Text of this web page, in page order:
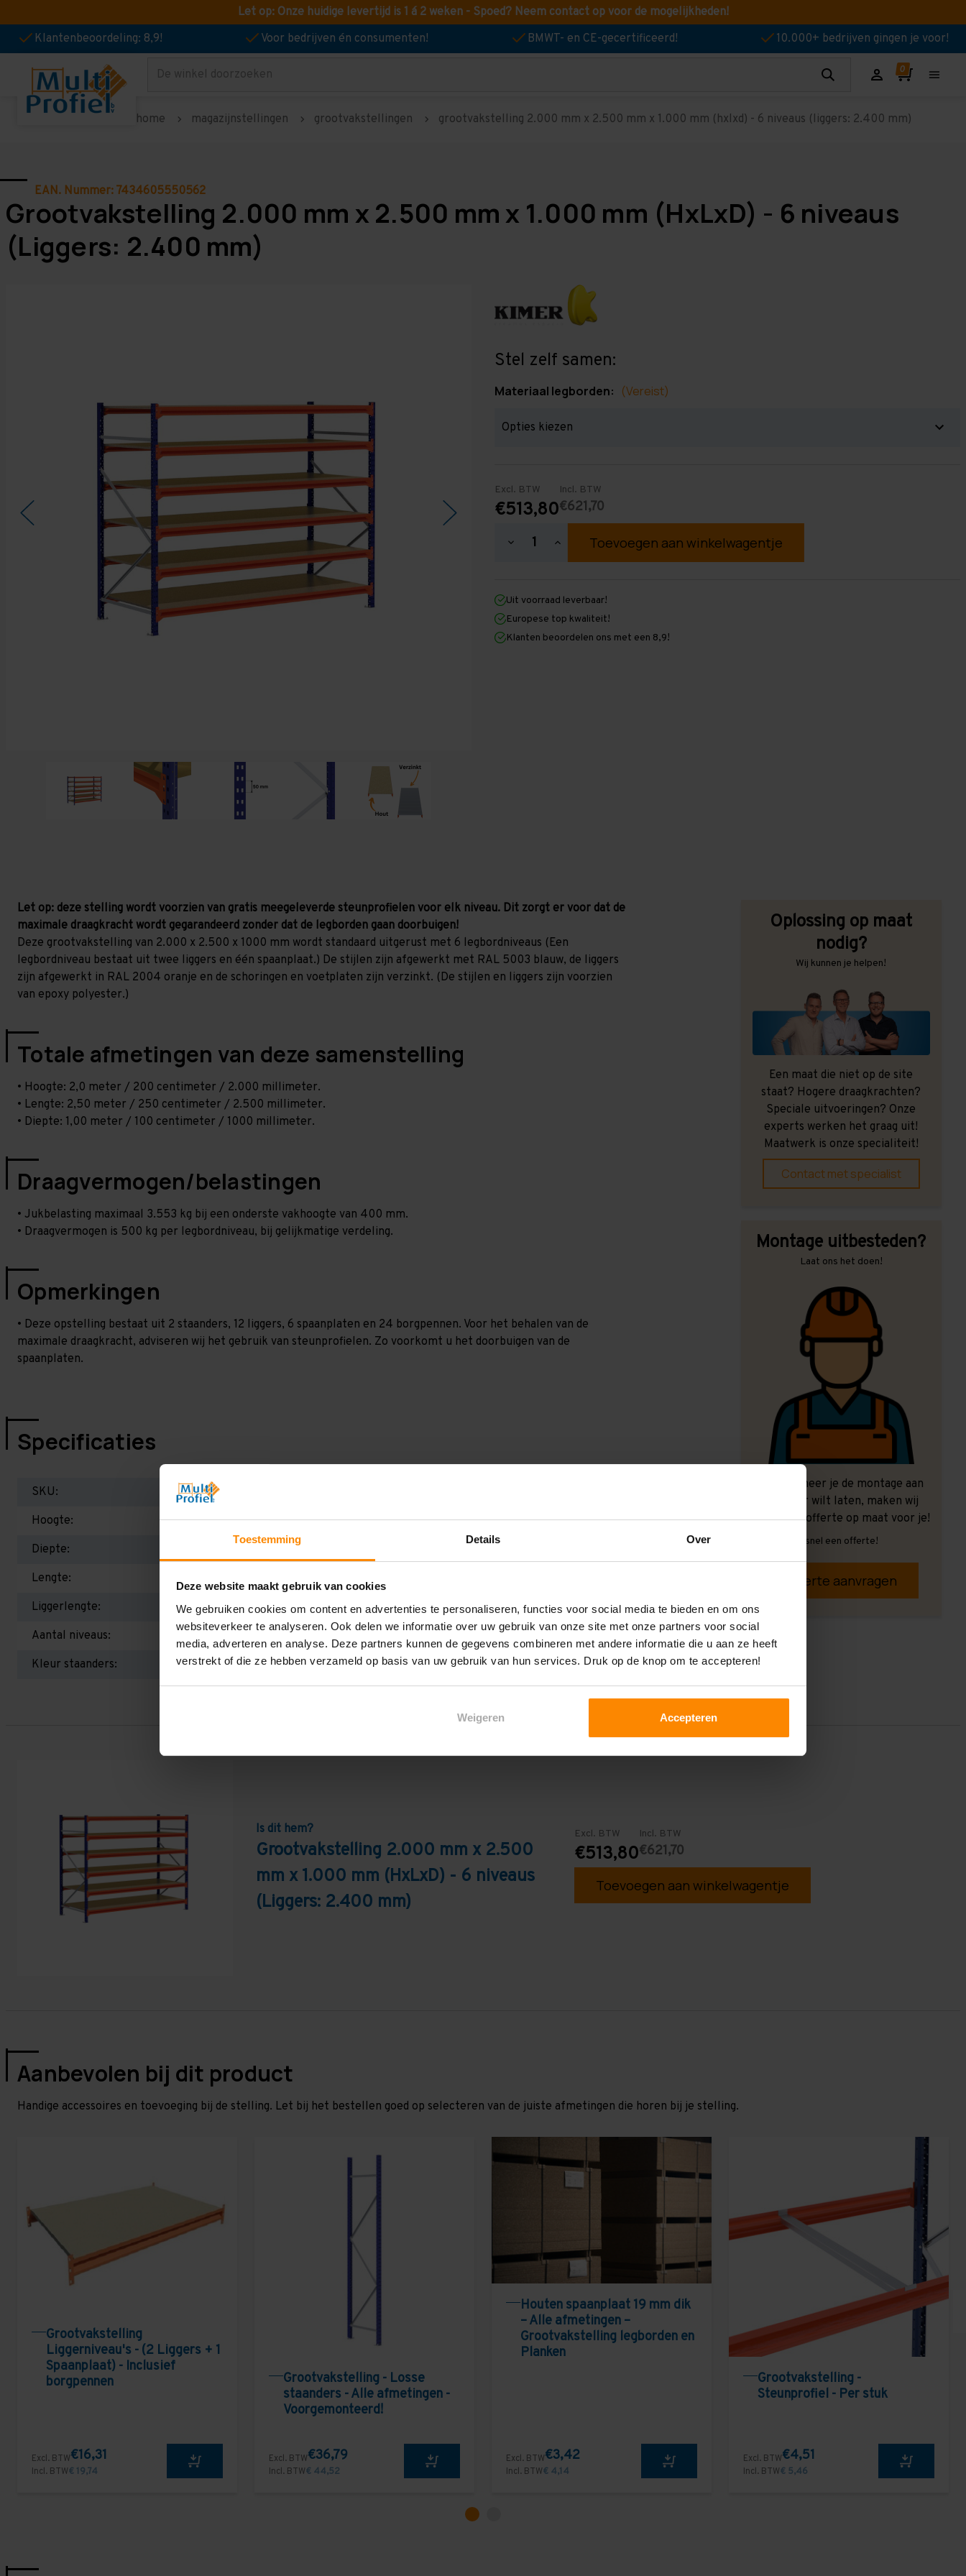
Toestemming Details Over
Deze website maakt gebruik van cookies
We gebruiken cookies om content en advertenties te personaliseren, functies voor social media te bieden en om ons
websiteverkeer te analyseren. Ook delen we informatie over uw gebruik van onze site met onze partners voor social
media, adverteren en analyse. Deze partners kunnen de gegevens combineren met andere informatie die u aan ze heeft
verstrekt of die ze hebben verzameld op basis van uw gebruik van hun services. Druk op de knop om te accepteren!
Weigeren Accepteren
Let op: Onze huidige levertijd is 1 á 2 weken - Spoed? Neem contact op voor de mogelijkheden!
Klantenbeoordeling: 8,9!
Voor bedrijven én consumenten! BMWT- en CE-gecertificeerd! 10.000+ bedrijven gingen je voor!
Zoeken
home magazijnstellingen grootvakstellingen grootvakstelling 2.000 mm x 2.500 mm x 1.000 mm (hxlxd) - 6 niveaus (liggers: 2.400 mm)
EAN. Nummer: 7434605550562
Grootvakstelling 2.000 mm x 2.500 mm x 1.000 mm (HxLxD) - 6 niveaus
(Liggers: 2.400 mm)
Stel zelf samen:
Materiaal legborden: (Vereist)
Excl. BTW
€513,80
Incl. BTW
€621,70
Hoeveelheid
2.000
mm
x
2.500
mm
Hoeveelheid
verhogen
2.000
mm
x
2.500
mm
Uit voorraad leverbaar!
Europese top kwaliteit!
Klanten beoordelen ons met een 8,9!
Let op: deze stelling wordt voorzien van gratis meegeleverde steunprofielen voor elk niveau. Dit zorgt er voor dat de
maximale draagkracht wordt gegarandeerd zonder dat de legborden gaan doorbuigen!
Deze grootvakstelling van 2.000 x 2.500 x 1000 mm wordt standaard uitgerust met 6 legbordniveaus (Een
legbordniveau bestaat uit twee liggers en één spaanplaat.) De stijlen zijn afgewerkt met RAL 5003 blauw, de liggers
zijn afgewerkt in RAL 2004 oranje en de schoringen en voetplaten zijn verzinkt. (De stijlen en liggers zijn voorzien
van epoxy polyester.)
Totale afmetingen van deze samenstelling
• Hoogte: 2,0 meter / 200 centimeter / 2.000 millimeter.
• Lengte: 2,50 meter / 250 centimeter / 2.500 millimeter.
• Diepte: 1,00 meter / 100 centimeter / 1000 millimeter.
Draagvermogen/belastingen
• Jukbelasting maximaal 3.553 kg bij een onderste vakhoogte van 400 mm.
• Draagvermogen is 500 kg per legbordniveau, bij gelijkmatige verdeling.
Opmerkingen
• Deze opstelling bestaat uit 2 staanders, 12 liggers, 6 spaanplaten en 24 borgpennen. Voor het behalen van de
maximale draagkracht, adviseren wij het gebruik van steunprofielen. Zo voorkomt u het doorbuigen van de
spaanplaten.
Specificaties
SKU:
Hoogte:
2.000 mm
Diepte:
Lengte:
2.500 mm
Liggerlengte:
2.400 mm
Aantal niveaus:
Kleur staanders:
Blauw
Oplossing op maat
nodig?
Wij kunnen je helpen!
Een maat die niet op de site
staat? Hogere draagkrachten?
Speciale uitvoeringen? Onze
experts werken het graag uit!
Maatwerk is onze specialiteit!
Contact met specialist
Montage uitbesteden?
Laat ons het doen!
Ook wanneer je de montage aan
ons over wilt laten, maken wij
graag een offerte op maat voor je!
Vrijblijvend, snel een offerte!
Offerte aanvragen
Is dit hem?
Grootvakstelling 2.000 mm x 2.500
mm x 1.000 mm (HxLxD) - 6 niveaus
(Liggers: 2.400 mm)
Excl. BTW
€513,80
Incl. BTW
€621,70
Toevoegen aan winkelwagentje
Aanbevolen bij dit product
Handige accessoires en toevoeging bij de stelling. Let bij het bestellen goed op selecteren van de juiste afmetingen die horen bij je stelling.
Grootvakstelling
Liggerniveau's - (2 Liggers + 1
Spaanplaat) - Inclusief
borgpennen
Excl. BTW€16,31
Incl. BTW€ 19,74
Grootvakstelling - Losse
staanders - Alle afmetingen -
Voorgemonteerd!
Excl. BTW€36,79
Incl. BTW€ 44,52
Houten spaanplaat 19 mm dik
– Alle afmetingen –
Grootvakstelling legborden en
Planken
Excl. BTW€3,42
Incl. BTW€ 4,14
Grootvakstelling -
Steunprofiel - Per stuk
Excl. BTW€4,51
Incl. BTW€ 5,46